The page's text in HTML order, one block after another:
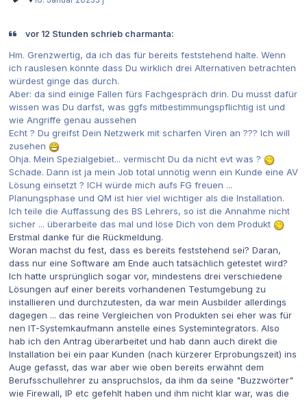
vor 12 Stunden schrieb charmanta:
Hm. Grenzwertig, da ich das für bereits feststehend halte. Wenn
ich rauslesen könnte dass Du wirklich drei Alternativen betrachten
würdest ginge das durch.
Aber: da sind einige Fallen fürs Fachgespräch drin. Du musst dafür
wissen was Du darfst, was ggfs mitbestimmungspflichtig ist und
wie Angriffe genau aussehen
Echt ? Du greifst Dein Netzwerk mit scharfen Viren an ??? Ich will
zusehen
Ohja. Mein Spezialgebiet... vermischt Du da nicht evt was ?
Schade. Dann ist ja mein Job total unnötig wenn ein Kunde eine AV
Lösung einsetzt ? ICH würde mich aufs FG freuen ...
Planungsphase und QM ist hier viel wichtiger als die Installation.
Ich teile die Auffassung des BS Lehrers, so ist die Annahme nicht
sicher ... überarbeite das mal und löse Dich von dem Produkt
Erstmal danke für die Rückmeldung.
Woran machst du fest, dass es bereits feststehend sei? Daran,
dass nur eine Software am Ende auch tatsächlich getestet wird?
Ich hatte ursprünglich sogar vor, mindestens drei verschiedene
Lösungen auf einer bereits vorhandenen Testumgebung zu
installieren und durchzutesten, da war mein Ausbilder allerdings
dagegen ... das reine Vergleichen von Produkten sei eher was für
nen IT-Systemkaufmann anstelle eines Systemintegrators. Also
hab ich den Antrag überarbeitet und hab dann auch direkt die
Installation bei ein paar Kunden (nach kürzerer Erprobungszeit) ins
Auge gefasst, das war aber wie oben bereits erwähnt dem
Berufsschullehrer zu anspruchslos, da ihm da seine "Buzzwörter"
wie Firewall, IP etc gefehlt haben und ihm nicht klar war, was die